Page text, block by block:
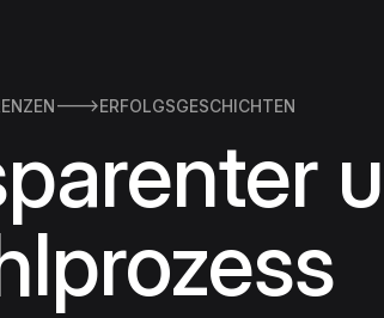
ERFOLGSGESCHICHTEN